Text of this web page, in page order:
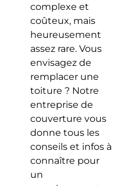
complexe et
coûteux, mais
heureusement
assez rare. Vous
envisagez de
remplacer une
toiture ? Notre
entreprise de
couverture vous
donne tous les
conseils et infos à
connaître pour
un